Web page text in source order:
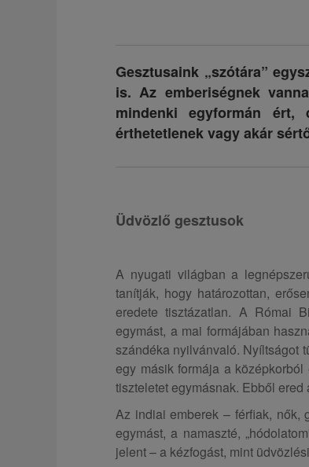
Gesztusaink „szótára”
is. Az emberiségnek
mindenki egyformán
érthetetlenek vagy akár
Üdvözlő gesztusok
A nyugati világban a
tanítják, hogy határozottan,
eredete tisztázatlan. A Római
egymást, a mai formájában
szándéka nyilvánvaló. Nyíltságot
egy másik formája a
tiszteletet egymásnak. Ebből
Az indiai emberek – férfiak, nők,
egymást, a namaszté,
jelent – a kézfogást, mint